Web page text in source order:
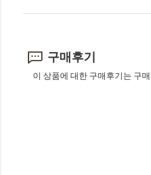
구매후기
이 상품에 대한 구매후기는 구